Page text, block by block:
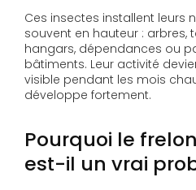
Ces insectes installent leurs
souvent en hauteur : arbres,
hangars, dépendances ou
bâtiments. Leur activité
visible pendant les mois
développe fortement.
Pourquoi le
est-il un vrai